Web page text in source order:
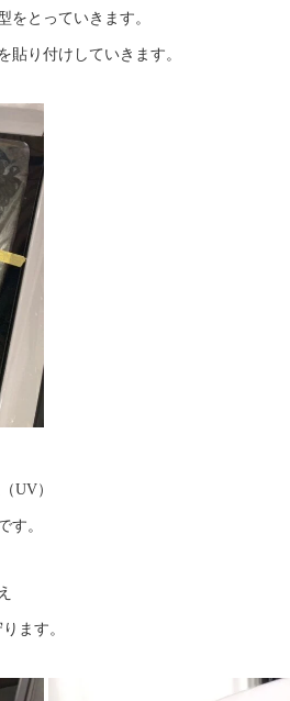
をとっていきます。
貼り付けしていきます。
UV）
す。
ます。